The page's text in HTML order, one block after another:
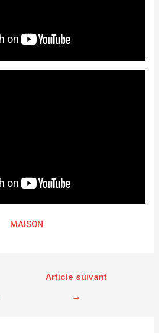
MAISON
Article suivant
→